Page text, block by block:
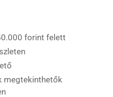
forint felett
megtekinthetők